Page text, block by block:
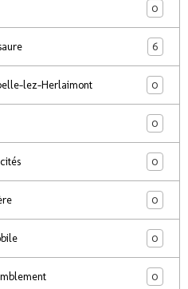
0
6
lez-Herlaimont 0
0
0
0
0
0